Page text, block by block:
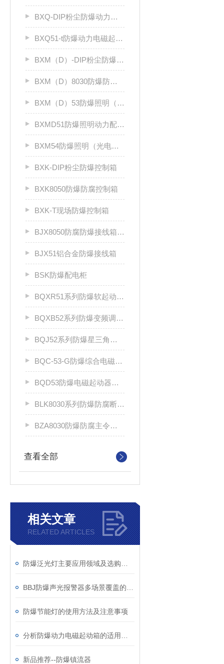
BXQ-DIP粉尘防爆动力（电磁）起动箱
BXQ51-t防爆动力电磁起动箱
BXM（D）-DIP粉尘防爆照明（动力）配电箱
BXM（D）8030防爆防腐照明动力配电箱（Ⅱ C）
BXM（D）53防爆照明（动力）配电箱ⅡC
BXMD51防爆照明动力配电箱
BXM54防爆照明（光电效应）配电箱
BXK-DIP粉尘防爆控制箱
BXK8050防爆防腐控制箱
BXK-T现场防爆控制箱
BJX8050防腐防爆接线箱厂家
BJX51铝合金防爆接线箱
BSK防爆配电柜
BQXR51系列防爆软起动器（ⅡB）
BQXB52系列防爆变频调速箱（II B）
BQJ52系列防爆星三角起动箱（Ⅱ B）
BQC-53-G防爆综合电磁起动器
BQD53防爆电磁起动器（Ⅱ B、Ⅱ C）
BLK8030系列防爆防腐断路器
BZA8030防爆防腐主令控制器
查看全部
相关文章
RELATED ARTICLES
防爆节能灯的使用方法及注意事项
新品推荐--防爆镇流器